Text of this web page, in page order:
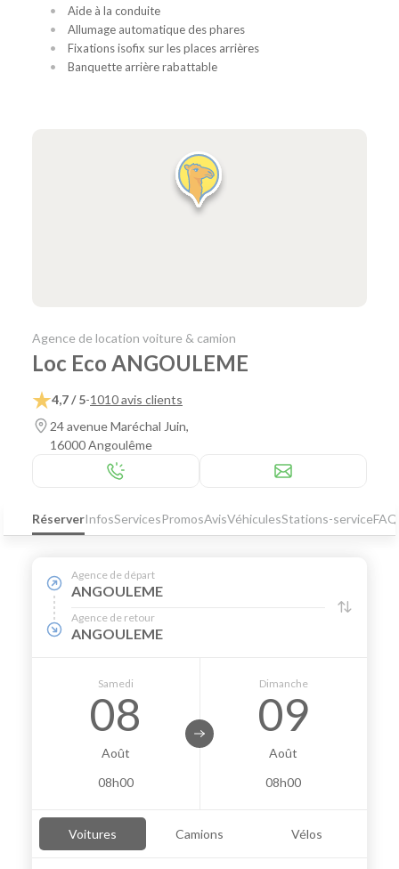
Aide à la conduite
Allumage automatique des phares
Fixations isofix sur les places arrières
Banquette arrière rabattable
Agence de location voiture & camion
Loc Eco ANGOULEME
4,7 / 5-1010 avis clients
24 avenue Maréchal Juin,
16000 Angoulême
RéserverInfosServicesPromosAvisVéhiculesStations-serviceFAQ
Agence de départ
ANGOULEME
Agence de retour
ANGOULEME
Samedi
08
Août
08h00
Dimanche
09
Août
08h00
Voitures Camions Vélos